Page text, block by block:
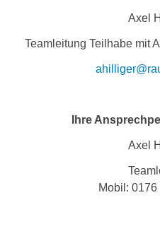
Axel
Teamleitung Teilhabe mit
Ihre
Axel
Mobil: